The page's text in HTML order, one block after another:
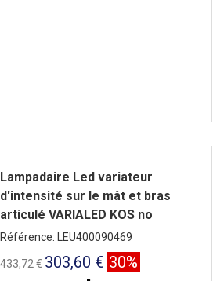
Lampadaire Led variateur
d'intensité sur le mât et bras
articulé VARIALED KOS no
Référence: LEU400090469
433,72 € 303,60 € 30%